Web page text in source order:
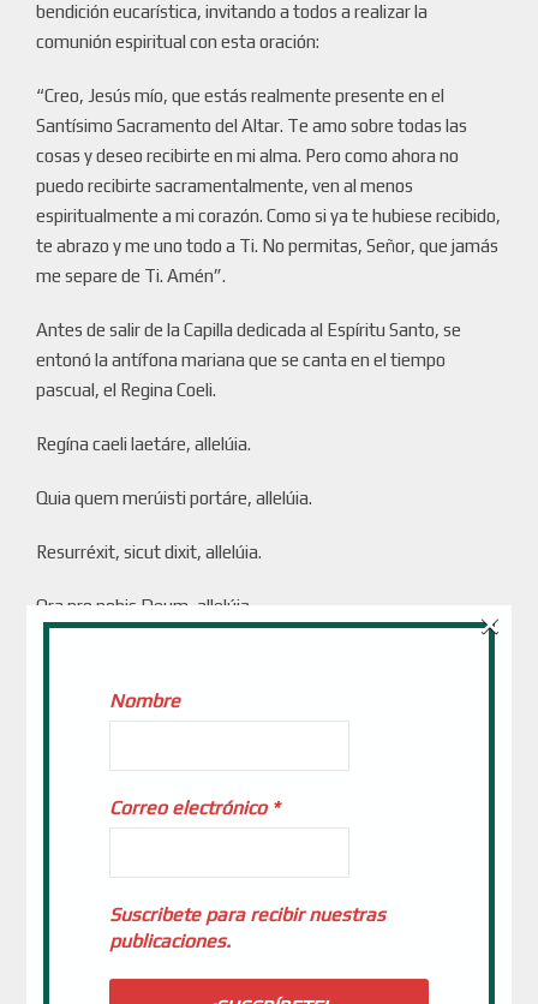
bendición eucarística, invitando a todos a realizar la
comunión espiritual con esta oración:
“Creo, Jesús mío, que estás realmente presente en el
Santísimo Sacramento del Altar. Te amo sobre todas las
cosas y deseo recibirte en mi alma. Pero como ahora no
puedo recibirte sacramentalmente, ven al menos
espiritualmente a mi corazón. Como si ya te hubiese recibido,
te abrazo y me uno todo a Ti. No permitas, Señor, que jamás
me separe de Ti. Amén”.
Antes de salir de la Capilla dedicada al Espíritu Santo, se
entonó la antífona mariana que se canta en el tiempo
pascual, el Regina Coeli.
Regína caeli laetáre, allelúia.
Quia quem merúisti portáre, allelúia.
Resurréxit, sicut dixit, allelúia.
Ora pro nobis Deum, allelúia.
Comparte esta entrada:
PAPA FRANCISCO VATICANNEWS
Nombre
Correo electrónico *
Suscribete para recibir nuestras
publicaciones.
×